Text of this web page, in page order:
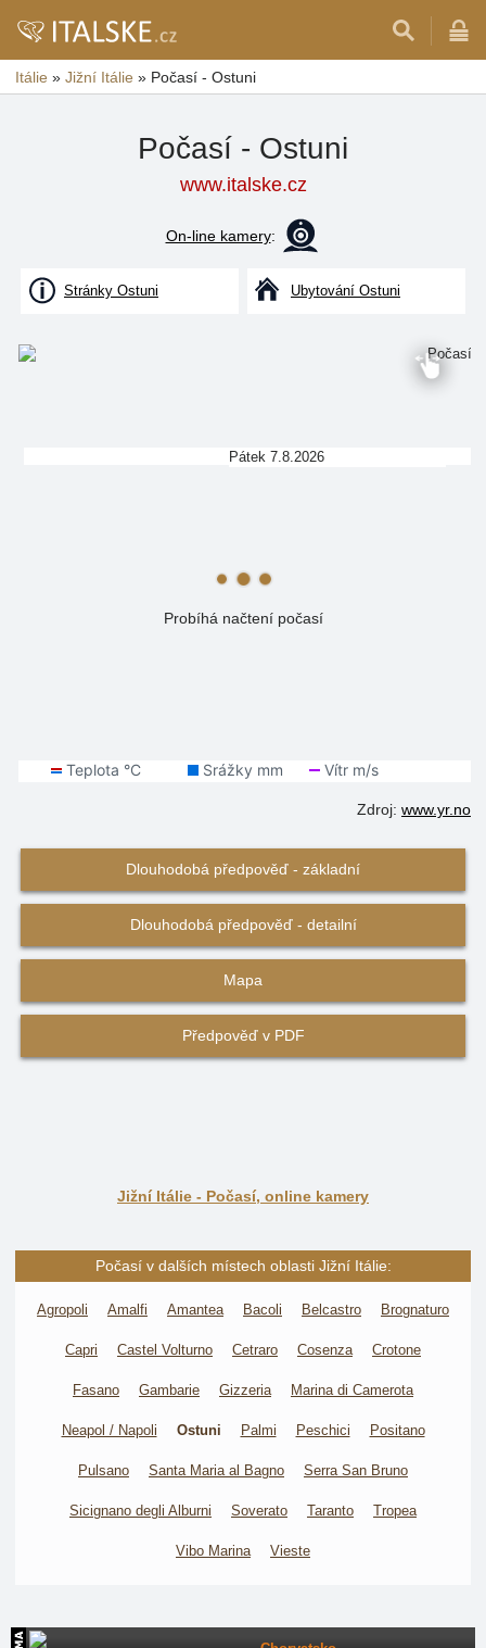
Itálie » Jižní Itálie » Počasí - Ostuni
Počasí - Ostuni
www.italske.cz
On-line kamery:
Stránky Ostuni Ubytování Ostuni
Probíhá načtení počasí
Pátek 7.8.2026
Zdroj: www.yr.no
Dlouhodobá předpověď - základní
Dlouhodobá předpověď - detailní
Mapa
Předpověď v PDF
Jižní Itálie - Počasí, online kamery
Počasí v dalších místech oblasti Jižní Itálie:
Agropoli Amalfi Amantea Bacoli Belcastro Brognaturo
Capri Castel Volturno Cetraro Cosenza Crotone
Fasano Gambarie Gizzeria Marina di Camerota
Neapol / Napoli Ostuni Palmi Peschici Positano
Pulsano Santa Maria al Bagno Serra San Bruno
Sicignano degli Alburni Soverato Taranto Tropea
Vibo Marina Vieste